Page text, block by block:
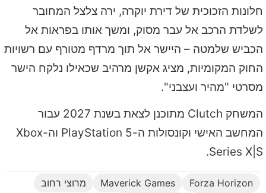
חלונות הזכוכית של דירת יוקרה, ירה צלצל המחובר
לשלדת הרכב אל עבר מסוק, ומשך אותו בפראות אל
הכביש שלמטה – היישר אל תוך מרדף מטורף עם רשויות
החוק המקומיות, מציג אקשן מרהיב שכאילו נלקח הישר
מסרטי "מהיר ועצבני".
המשחק Clutch מתוכנן לצאת בשנת 2027 עבור
המחשב האישי וקונסולות ה-PlayStation 5 וה-Xbox
Series X|S.
Forza Horizon
Maverick Games
מרוצי רחוב